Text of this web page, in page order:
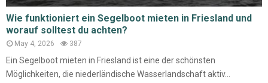
Wie funktioniert ein Segelboot mieten in Friesland und
worauf solltest du achten?
May 4, 2026 387
Ein Segelboot mieten in Friesland ist eine der schönsten
Möglichkeiten, die niederländische Wasserlandschaft aktiv...